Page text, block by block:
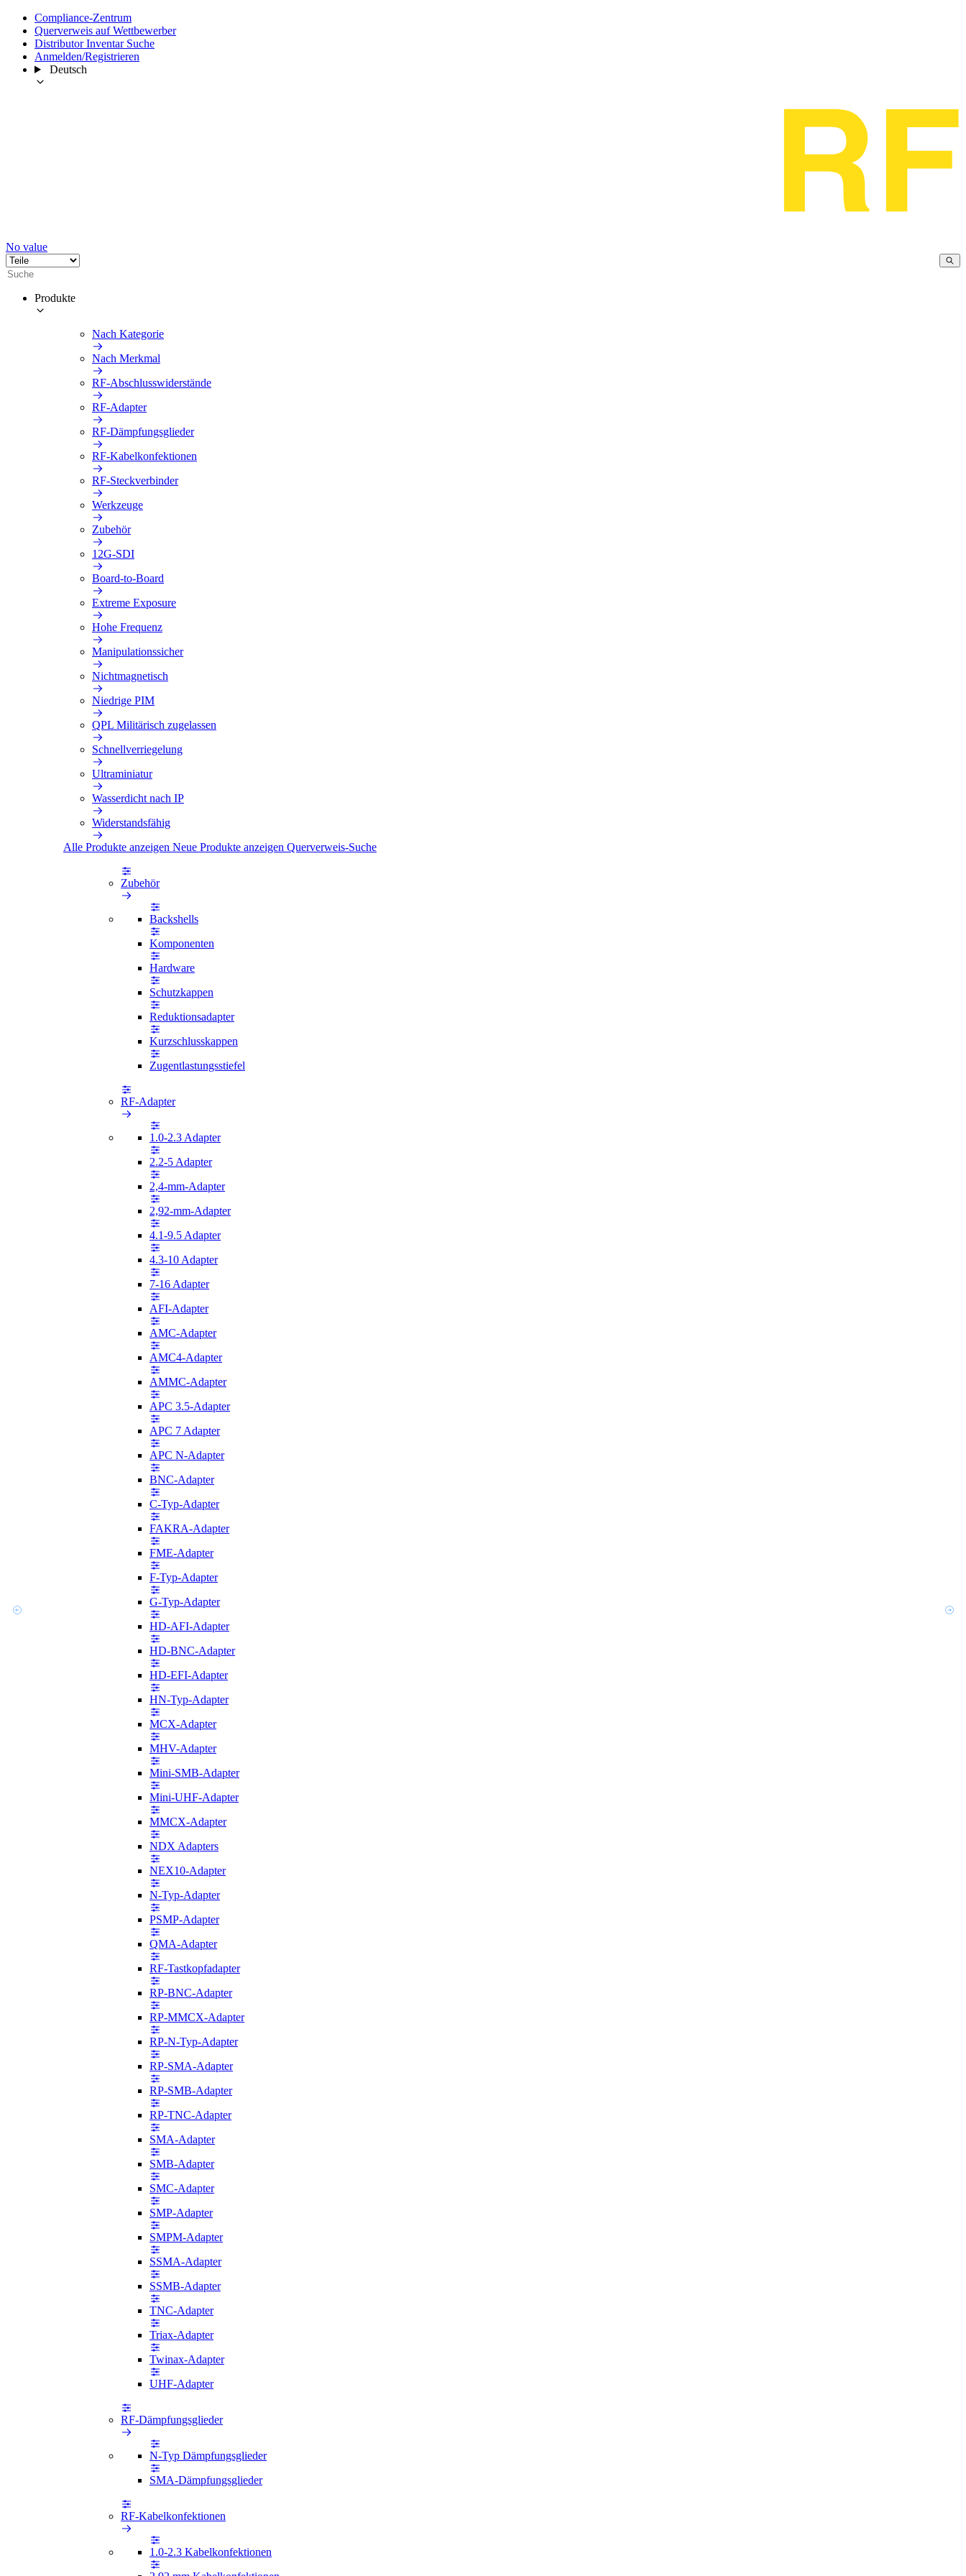
Compliance-Zentrum
Querverweis auf Wettbewerber
Distributor Inventar Suche
Anmelden/Registrieren
Deutsch
No value
Produkte
Nach Kategorie
Nach Merkmal
RF-Abschlusswiderstände
RF-Adapter
RF-Dämpfungsglieder
RF-Kabelkonfektionen
RF-Steckverbinder
Werkzeuge
Zubehör
12G-SDI
Board-to-Board
Extreme Exposure
Hohe Frequenz
Manipulationssicher
Nichtmagnetisch
Niedrige PIM
QPL Militärisch zugelassen
Schnellverriegelung
Ultraminiatur
Wasserdicht nach IP
Widerstandsfähig
Alle Produkte anzeigen Neue Produkte anzeigen Querverweis-Suche
Zubehör
Backshells
Komponenten
Hardware
Schutzkappen
Reduktionsadapter
Kurzschlusskappen
Zugentlastungsstiefel
RF-Adapter
1.0-2.3 Adapter
2.2-5 Adapter
2,4-mm-Adapter
2,92-mm-Adapter
4.1-9.5 Adapter
4.3-10 Adapter
7-16 Adapter
AFI-Adapter
AMC-Adapter
AMC4-Adapter
AMMC-Adapter
APC 3.5-Adapter
APC 7 Adapter
APC N-Adapter
BNC-Adapter
C-Typ-Adapter
FAKRA-Adapter
FME-Adapter
F-Typ-Adapter
G-Typ-Adapter
HD-AFI-Adapter
HD-BNC-Adapter
HD-EFI-Adapter
HN-Typ-Adapter
MCX-Adapter
MHV-Adapter
Mini-SMB-Adapter
Mini-UHF-Adapter
MMCX-Adapter
NDX Adapters
NEX10-Adapter
N-Typ-Adapter
PSMP-Adapter
QMA-Adapter
RF-Tastkopfadapter
RP-BNC-Adapter
RP-MMCX-Adapter
RP-N-Typ-Adapter
RP-SMA-Adapter
RP-SMB-Adapter
RP-TNC-Adapter
SMA-Adapter
SMB-Adapter
SMC-Adapter
SMP-Adapter
SMPM-Adapter
SSMA-Adapter
SSMB-Adapter
TNC-Adapter
Triax-Adapter
Twinax-Adapter
UHF-Adapter
RF-Dämpfungsglieder
N-Typ Dämpfungsglieder
SMA-Dämpfungsglieder
RF-Kabelkonfektionen
1.0-2.3 Kabelkonfektionen